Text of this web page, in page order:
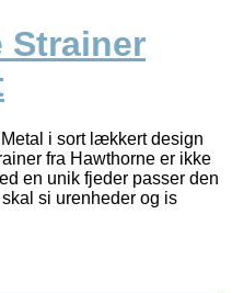
Strainer
i sort lækkert design
fra Hawthorne er ikke
en unik fjeder passer den
si urenheder og is